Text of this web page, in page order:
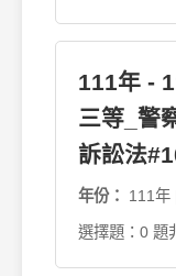
111年 -
三等_警
訴訟法
年份： 111年
選擇題：0 題